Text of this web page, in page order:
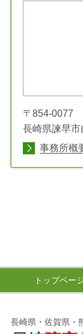
〒854-0077
長崎県諫早
事務所概
トップペー
長崎県・佐賀県・